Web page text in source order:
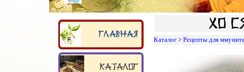
Главная
Каталог
Хо
Каталог >Рецепты для